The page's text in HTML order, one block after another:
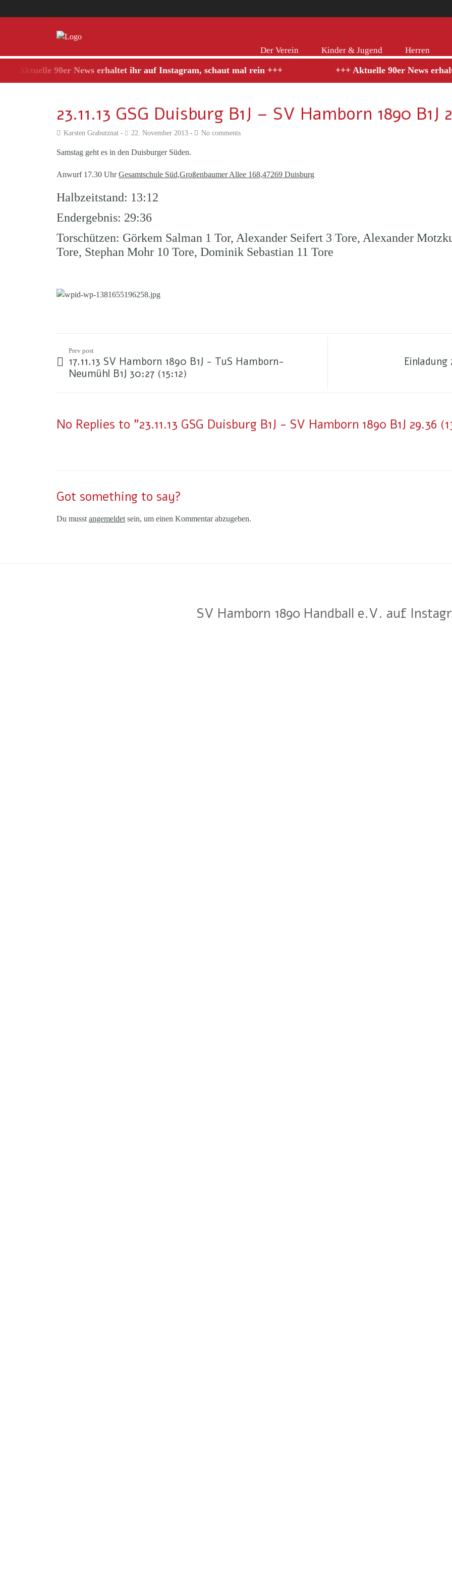
Der Verein Kinder & Jugend Herren
Aktuelle 90er News erhaltet ihr auf Instagram, schaut mal rein +++ +++ Aktuelle 90er News
23.11.13 GSG Duisburg B1J – SV Hamborn 1890 B1J
Karsten Grabutznat 22. November 2013 No comments
Samstag geht es in den Duisburger Süden.
Anwurf 17.30 UhrGesamtschule Süd,Großenbaumer Allee 168,47269 Duisburg
Halbzeitstand: 13:12
Endergebnis: 29:36
Torschützen: Görkem Salman 1 Tor, Alexander Seifert 3 Tore, Alexander
Tore, Stephan Mohr 10 Tore, Dominik Sebastian 11 Tore
Prev post
17.11.13 SV Hamborn 1890 B1J - TuS Hamborn-
Neumühl B1J 30:27 (15:12)
No Replies to "23.11.13 GSG Duisburg B1J - SV Hamborn 1890 B1J 29.36
Got something to say?
Du musstangemeldetsein, um einen Kommentar abzugeben.
SV Hamborn 1890 Handball e.V. auf